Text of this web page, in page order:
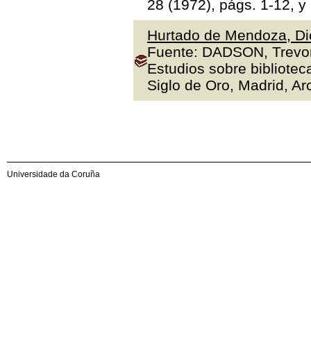
28 (1972), págs. 1-12,
Hurtado de Mendoza,
Fuente: DADSON,
Estudios sobre
Siglo de Oro, Madrid,
Universidade da Coruña